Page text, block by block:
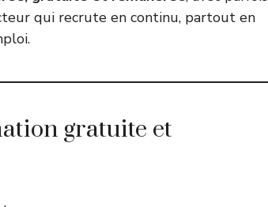
qui recrute en continu, partout en
gratuite et